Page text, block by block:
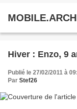
Hiver : Enzo, 9
Publié le 27/02/2011 à
Par Stef26